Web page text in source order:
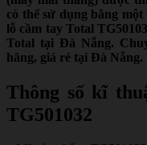
có thể sử dụng bằng
lỗ cầm tay Total
Total tại Đà Nẵng.
hãng, giá rẻ tại Đà Nẵng.
Thông số kĩ
TG501032